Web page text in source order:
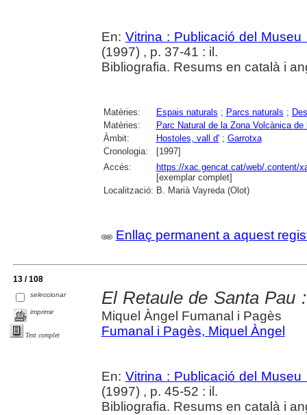
En: Vitrina : Publicació del
(1997) , p. 37-41 : il.
Bibliografia. Resums en català i
Matèries: Espais naturals ; Parcs naturals ;
Matèries:
Parc Natural de la Zona Volcànica de
Àmbit:
Hostoles, vall d'; Garrotxa
Cronologia:
[1997]
Accés:
https://xac.gencat.cat/web/.content/
[exemplar complet]
Localització: B. Marià Vayreda (Olot)
Enllaç permanent a aquest
13 / 108
seleccionar
imprimir
Text complet
El Retaule de Santa Pau
Miquel Àngel Fumanal i Pagès
Fumanal i Pagès, Miquel Àngel
En: Vitrina : Publicació del
(1997) , p. 45-52 : il.
Bibliografia. Resums en català i